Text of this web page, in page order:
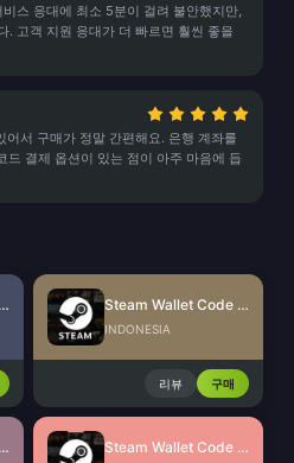
스 응대에 최소 5분이 걸려 불안했지만,
. 고객 지원 응대가 더 빠르면 훨씬 좋을
어서 구매가 정말 간편해요. 은행 계좌를
드 결제 옵션이 있는 점이 아주 마음에 듭
Steam Wallet Code (MYR) Steam Wallet Code (IDR)
INDONESIA
리뷰 구매
Steam Wallet Code (PHP) Steam Wallet Code (INR)